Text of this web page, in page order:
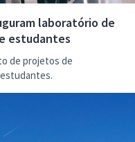
laboratório de
estudantes
de projetos de